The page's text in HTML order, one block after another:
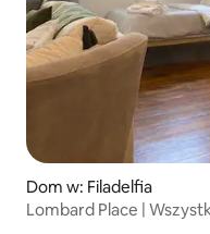
Dom w: Filadelfia
Lombard Place |